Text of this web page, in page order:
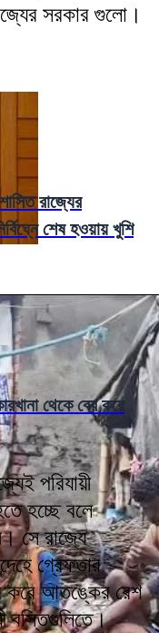
সরকার গুলো।
রাজ্যের
শেষ হওয়ায় খুশি
থেকে বের করে
পরিযায়ী
হচ্ছে বলে
সে রাজ্যে
গ্রেফতার
করে আতঙ্কের রেশ
বস্তিগুলিতে।